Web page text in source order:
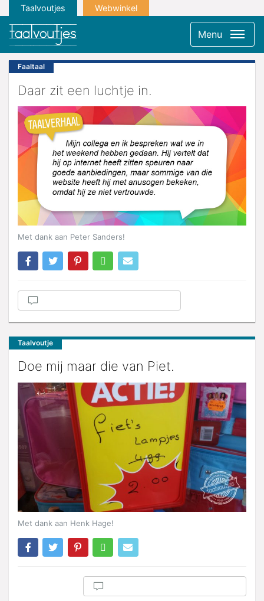
Taalvoutjes Webwinkel
Menu
Faaltaal
Daar zit een luchtje in.
Met dank aan Peter Sanders!
Taalvoutje
Doe mij maar die van Piet.
Met dank aan Henk Hage!